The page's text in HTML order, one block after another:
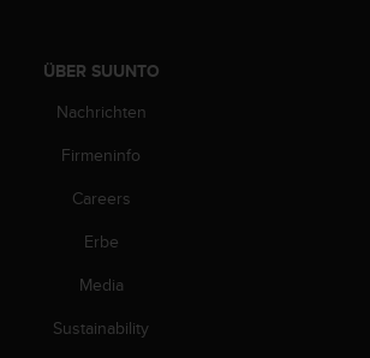
ÜBER SUUNTO
Nachrichten
Firmeninfo
Careers
Erbe
Media
Sustainability